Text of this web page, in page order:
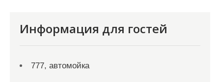
Информация для гостей
777, автомойка